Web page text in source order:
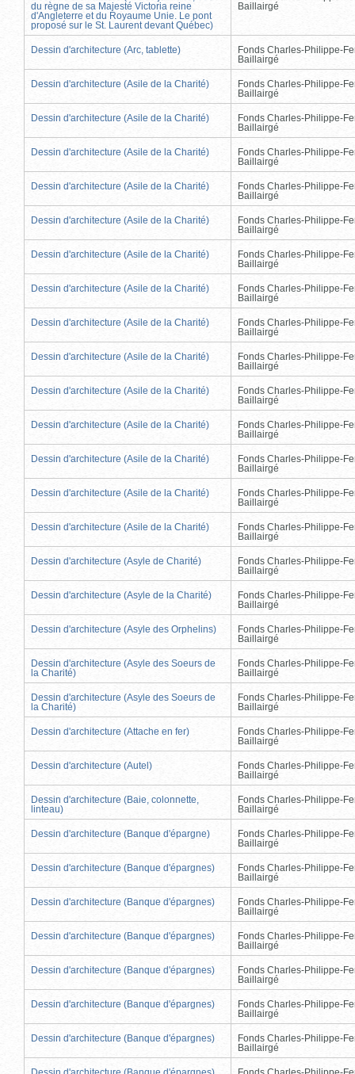
du règne de sa Majesté Victoria reine
d'Angleterre et du Royaume Unie. Le pont
proposé sur le St. Laurent devant Québec)
Baillairgé
Dessin d'architecture (Arc, tablette)
Fonds Charles-Philippe-
Baillairgé
Dessin d'architecture (Asile de la Charité)
Fonds Charles-Philippe-
Baillairgé
Dessin d'architecture (Asile de la Charité)
Fonds Charles-Philippe-
Baillairgé
Dessin d'architecture (Asile de la Charité)
Fonds Charles-Philippe-
Baillairgé
Dessin d'architecture (Asile de la Charité)
Fonds Charles-Philippe-
Baillairgé
Dessin d'architecture (Asile de la Charité)
Fonds Charles-Philippe-
Baillairgé
Dessin d'architecture (Asile de la Charité)
Fonds Charles-Philippe-
Baillairgé
Dessin d'architecture (Asile de la Charité)
Fonds Charles-Philippe-
Baillairgé
Dessin d'architecture (Asile de la Charité)
Fonds Charles-Philippe-
Baillairgé
Dessin d'architecture (Asile de la Charité)
Fonds Charles-Philippe-
Baillairgé
Dessin d'architecture (Asile de la Charité)
Fonds Charles-Philippe-
Baillairgé
Dessin d'architecture (Asile de la Charité)
Fonds Charles-Philippe-
Baillairgé
Dessin d'architecture (Asile de la Charité)
Fonds Charles-Philippe-
Baillairgé
Dessin d'architecture (Asile de la Charité)
Fonds Charles-Philippe-
Baillairgé
Dessin d'architecture (Asile de la Charité)
Fonds Charles-Philippe-
Baillairgé
Dessin d'architecture (Asyle de Charité)
Fonds Charles-Philippe-
Baillairgé
Dessin d'architecture (Asyle de la Charité)
Fonds Charles-Philippe-
Baillairgé
Dessin d'architecture (Asyle des Orphelins)
Fonds Charles-Philippe-
Baillairgé
Dessin d'architecture (Asyle des Soeurs de
la Charité)
Fonds Charles-Philippe-
Baillairgé
Dessin d'architecture (Asyle des Soeurs de
la Charité)
Fonds Charles-Philippe-
Baillairgé
Dessin d'architecture (Attache en fer)
Fonds Charles-Philippe-
Baillairgé
Dessin d'architecture (Autel)
Fonds Charles-Philippe-
Baillairgé
Dessin d'architecture (Baie, colonnette,
linteau)
Fonds Charles-Philippe-
Baillairgé
Dessin d'architecture (Banque d'épargne)
Fonds Charles-Philippe-
Baillairgé
Dessin d'architecture (Banque d'épargnes)
Fonds Charles-Philippe-
Baillairgé
Dessin d'architecture (Banque d'épargnes)
Fonds Charles-Philippe-
Baillairgé
Dessin d'architecture (Banque d'épargnes)
Fonds Charles-Philippe-
Baillairgé
Dessin d'architecture (Banque d'épargnes)
Fonds Charles-Philippe-
Baillairgé
Dessin d'architecture (Banque d'épargnes)
Fonds Charles-Philippe-
Baillairgé
Dessin d'architecture (Banque d'épargnes)
Fonds Charles-Philippe-
Baillairgé